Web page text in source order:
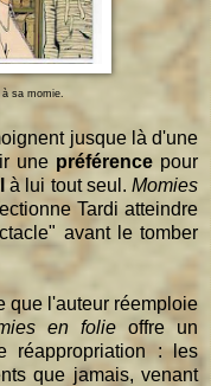
sa momie.
jusque là d'une
une préférence pour
à lui tout seul.Momies
Tardi atteindre
avant le tomber
que l'auteur réemploie
en folie offre un
réappropriation : les
que jamais, venant